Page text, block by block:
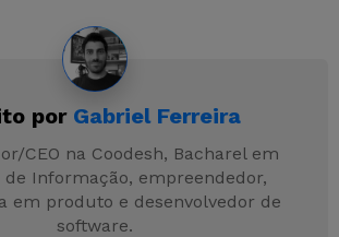
p
p
s
s
e
n
g
er
gr
a
m
por Gabriel Ferreira
CEO na Coodesh, Bacharel em
de Informação, empreendedor,
em produto e desenvolvedor de
software.